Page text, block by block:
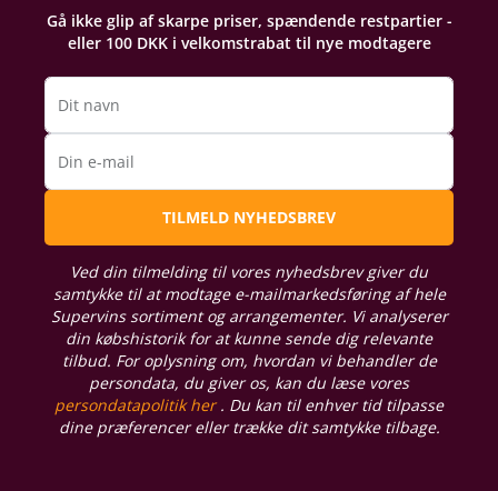
Gå ikke glip af skarpe priser, spændende restpartier -
eller 100 DKK i velkomstrabat til nye modtagere
Dit navn
Din e-mail
TILMELD NYHEDSBREV
Ved din tilmelding til vores nyhedsbrev giver du
samtykke til at modtage e-mailmarkedsføring af hele
Supervins sortiment og arrangementer. Vi analyserer
din købshistorik for at kunne sende dig relevante
tilbud. For oplysning om, hvordan vi behandler de
persondata, du giver os, kan du læse vores
persondatapolitik her. Du kan til enhver tid tilpasse
dine præferencer eller trække dit samtykke tilbage.